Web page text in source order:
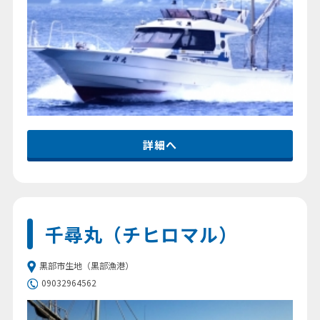
詳細へ
千尋丸（チヒロマル）
黒部市生地（黒部漁港）
09032964562